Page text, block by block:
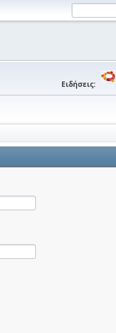
Ειδήσεις: